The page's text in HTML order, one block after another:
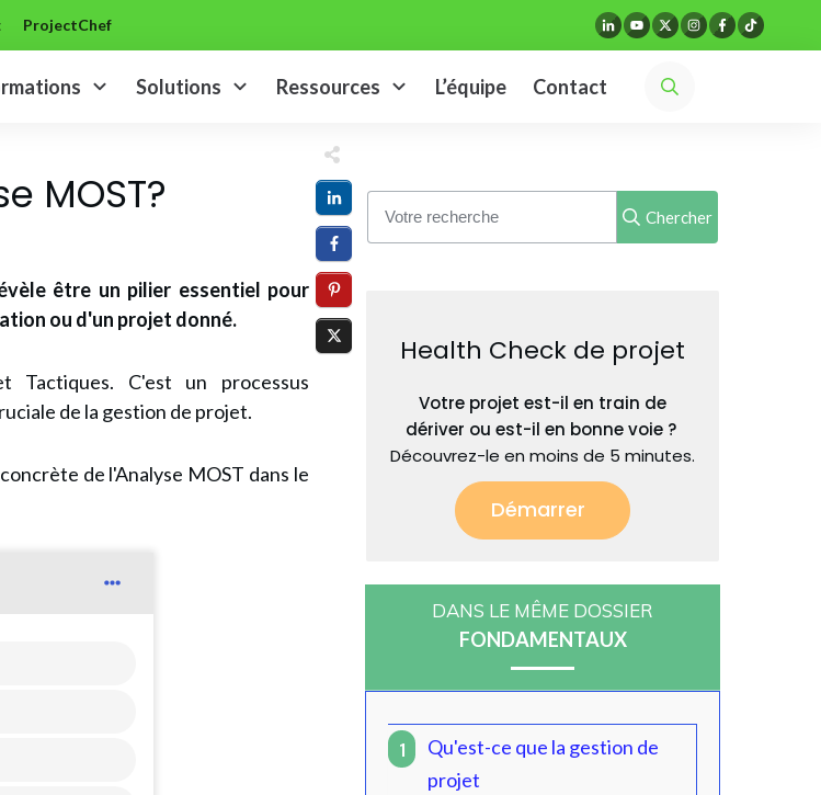
ProjectChef
Solutions Ressources L’équipe Contact
MOST?
être un pilier essentiel pour
ou d'un projet donné.
Tactiques. C'est un processus
de la gestion de projet.
de l'Analyse MOST dans le
Chercher
Health Check de projet
Votre projet est-il en train de
dériver ou est-il en bonne voie ?
Découvrez-le en moins de 5 minutes.
Démarrer
DANS LE MÊME DOSSIER
FONDAMENTAUX
1
Qu'est-ce que la gestion de
projet